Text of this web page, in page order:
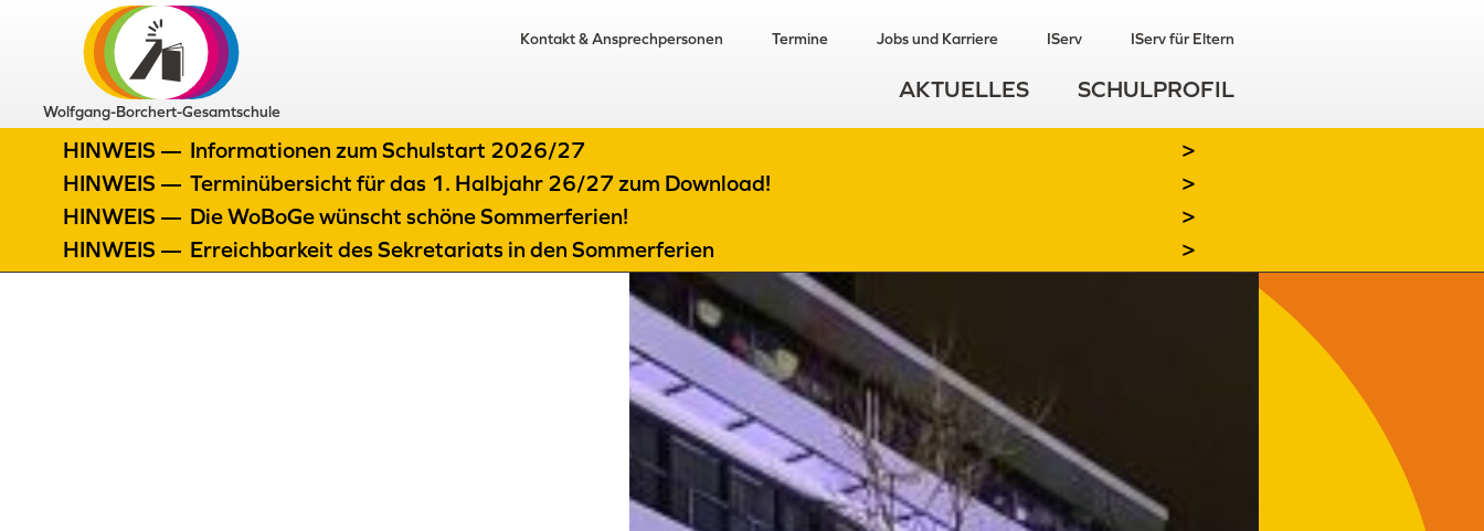
Wolfgang-Borchert-Gesamtschule
Kontakt & Ansprechpersonen Termine Jobs und Karriere IServ IServ für Eltern
AKTUELLES SCHULPROFIL
HINWEIS — Informationen zum Schulstart 2026/27
>
HINWEIS — Terminübersicht für das 1. Halbjahr 26/27 zum Download!
>
HINWEIS — Die WoBoGe wünscht schöne Sommerferien!
>
HINWEIS — Erreichbarkeit des Sekretariats in den Sommerferien >